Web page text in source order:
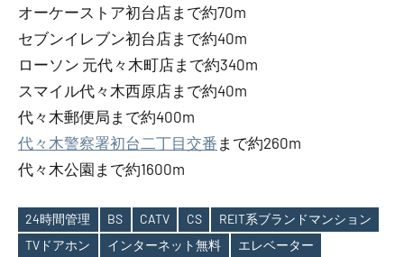
オーケーストア初台店まで約70m
セブンイレブン初台店まで約40m
ローソン 元代々木町店まで約340m
スマイル代々木西原店まで約40m
代々木郵便局まで約400m
代々木警察署初台二丁目交番 まで約260m
代々木公園まで約1600m
24時間管理 BS CATV CS
REIT系ブランドマンション
TVドアホン
インターネット無料
エレベーター